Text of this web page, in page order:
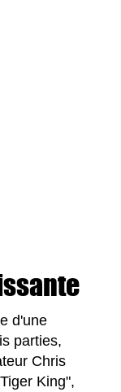
d'une
parties,
Chris
King",